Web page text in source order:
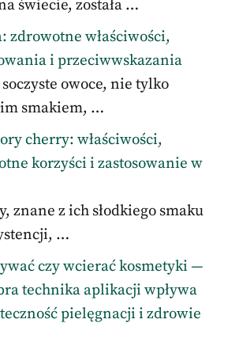
świecie, została …
zdrowotne właściwości,
i przeciwwskazania
soczyste owoce, nie tylko
smakiem, …
cherry: właściwości,
korzyści i zastosowanie w
znane z ich słodkiego smaku
…
czy wcierać kosmetyki —
technika aplikacji wpływa
pielęgnacji i zdrowie